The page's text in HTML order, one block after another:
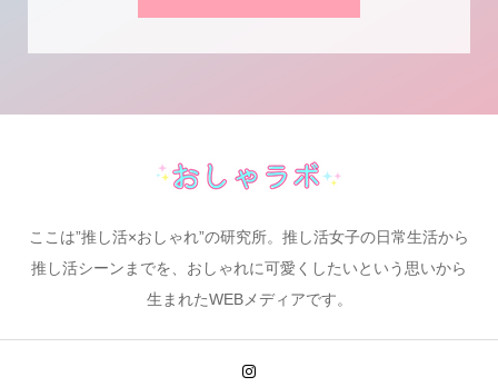
ここは”推し活×おしゃれ”の研究所。推し活女子の日常生活から
推し活シーンまでを、おしゃれに可愛くしたいという思いから
生まれたWEBメディアです。